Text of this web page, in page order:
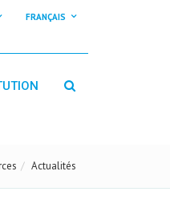
FRANÇAIS
Actualités